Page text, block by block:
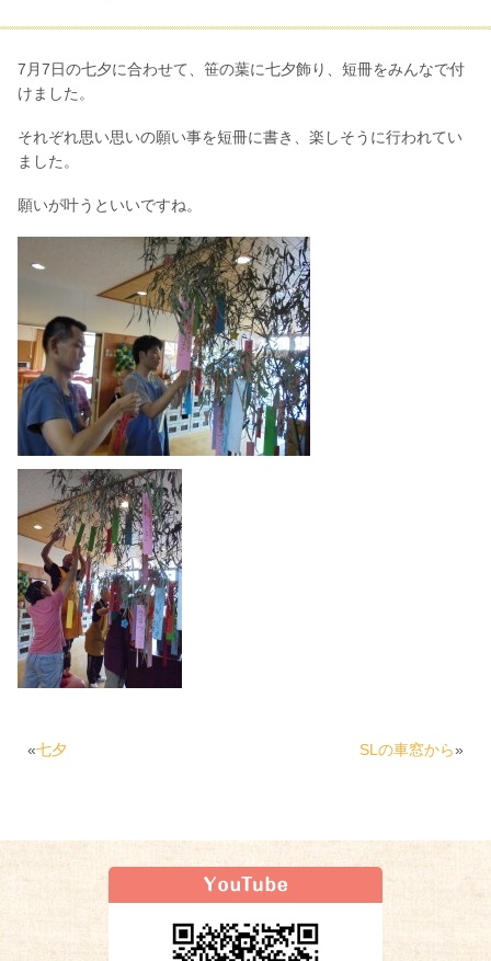
7月7日の七夕に合わせて、笹の葉に七夕飾り、短冊をみんなで付
けました。
それぞれ思い思いの願い事を短冊に書き、楽しそうに行われてい
ました。
願いが叶うといいですね。
«七夕 SLの車窓から»